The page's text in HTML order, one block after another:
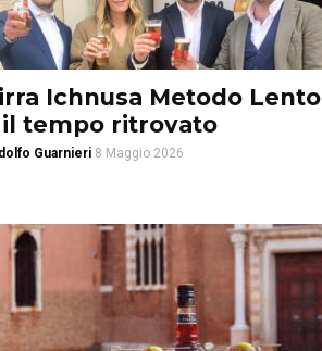
Ichnusa Metodo Lento
il tempo ritrovato
Guarnieri 8 Maggio 2026